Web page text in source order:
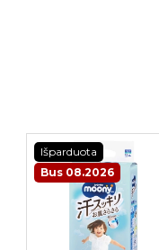
Išparduota
Bus 08.2026